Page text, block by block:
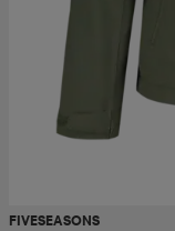
FIVESEASONS